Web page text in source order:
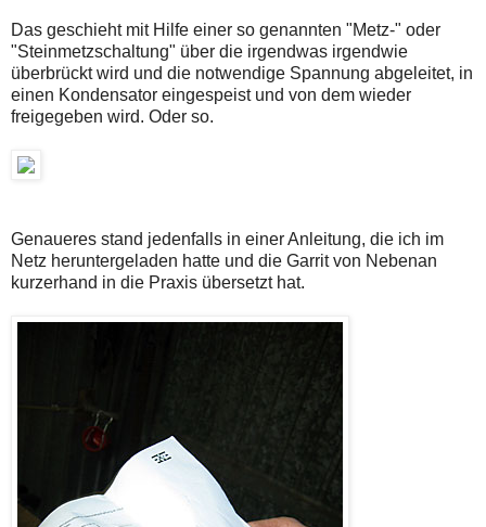
Das geschieht mit Hilfe einer so genannten "Metz-" oder
"Steinmetzschaltung" über die irgendwas irgendwie
überbrückt wird und die notwendige Spannung abgeleitet, in
einen Kondensator eingespeist und von dem wieder
freigegeben wird. Oder so.
Genaueres stand jedenfalls in einer Anleitung, die ich im
Netz heruntergeladen hatte und die Garrit von Nebenan
kurzerhand in die Praxis übersetzt hat.